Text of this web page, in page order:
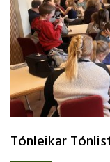
Tónleikar